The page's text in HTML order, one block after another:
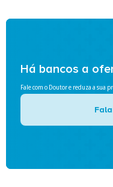
Há bancos a
Fale com o Doutor e reduza a sua